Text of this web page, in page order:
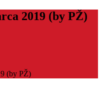
2019 (by PŽ)
(by PŽ)